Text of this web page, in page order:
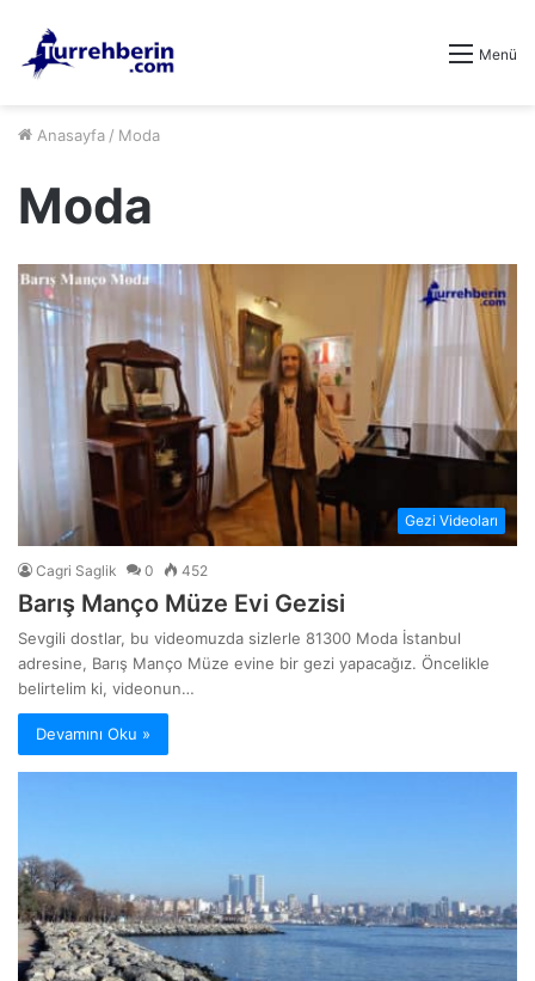
Menü
Anasayfa / Moda
Moda
Gezi Videoları
Cagri Saglik 0 452
Barış Manço Müze Evi Gezisi
Sevgili dostlar, bu videomuzda sizlerle 81300 Moda İstanbul
adresine, Barış Manço Müze evine bir gezi yapacağız. Öncelikle
belirtelim ki, videonun…
Devamını Oku »